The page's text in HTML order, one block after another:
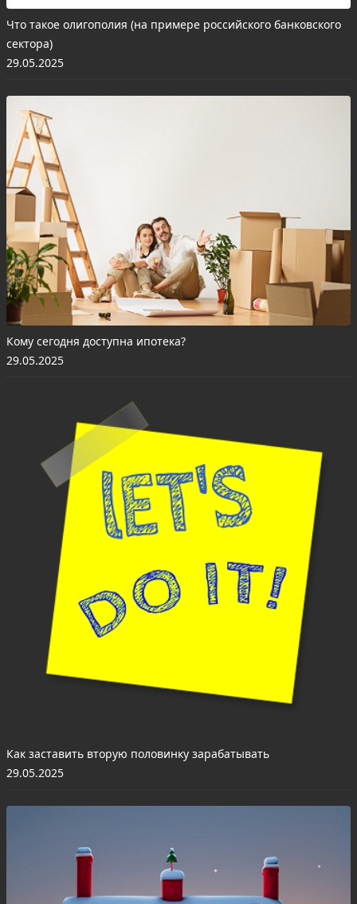
Что такое олигополия (на примере российского банковского
сектора)
29.05.2025
Кому сегодня доступна ипотека?
29.05.2025
Как заставить вторую половинку зарабатывать
29.05.2025